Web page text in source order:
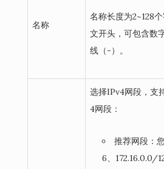
名称
名称长度为2~128
文开头，可包含数
线（-）。
选择IPv4网段，支
4网段：
推荐网段 ：
6、172.16.0.0/